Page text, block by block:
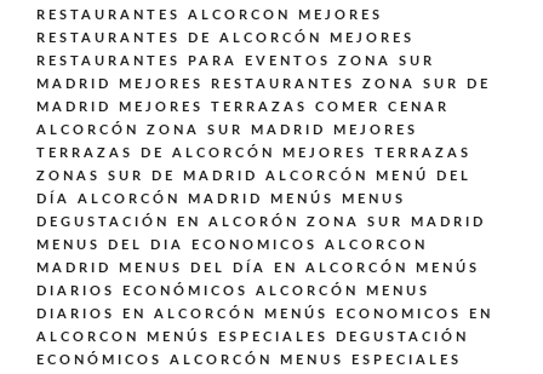
RESTAURANTES ALCORCON
MEJORES
RESTAURANTES DE ALCORCÓN
MEJORES
RESTAURANTES PARA EVENTOS ZONA SUR
MADRID
MEJORES RESTAURANTES ZONA SUR DE
MADRID
MEJORES TERRAZAS COMER CENAR
ALCORCÓN ZONA SUR MADRID
MEJORES
TERRAZAS DE ALCORCÓN
MEJORES TERRAZAS
ZONAS SUR DE MADRID ALCORCÓN
MENÚ DEL
DÍA ALCORCÓN MADRID
MENÚS
MENUS
DEGUSTACIÓN EN ALCORÓN ZONA SUR MADRID
MENUS DEL DIA ECONOMICOS ALCORCON
MADRID
MENUS DEL DÍA EN ALCORCÓN
MENÚS
DIARIOS ECONÓMICOS ALCORCÓN
MENUS
DIARIOS EN ALCORCÓN
MENÚS ECONOMICOS EN
ALCORCON
MENÚS ESPECIALES DEGUSTACIÓN
ECONÓMICOS ALCORCÓN
MENUS ESPECIALES